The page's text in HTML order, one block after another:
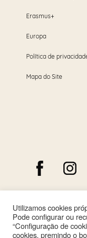
Erasmus+
Europa
Política de
Mapa do Site
Utilizamos cookies
Pode configurar ou
“Configuração de
cookies, premindo o